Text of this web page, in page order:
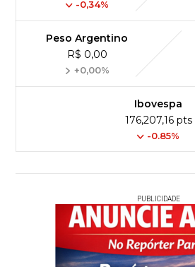
-0,34%
Peso Argentino
R$ 0,00
+0,00%
Ibovespa
176,207,16 pts
-0.85%
PUBLICIDADE